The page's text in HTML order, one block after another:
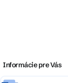
Informácie pre Vás